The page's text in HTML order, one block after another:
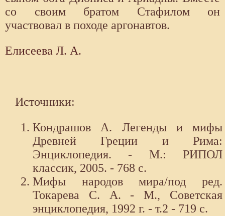
со своим братом Стафилом он
участвовал в походе аргонавтов.
Елисеева Л. А.
Источники:
Кондрашов А. Легенды и мифы
Древней Греции и Рима:
Энциклопедия. - М.: РИПОЛ
классик, 2005. - 768 с.
Мифы народов мира/под ред.
Токарева С. А. - М., Советская
энциклопедия, 1992 г. - т.2 - 719 с.